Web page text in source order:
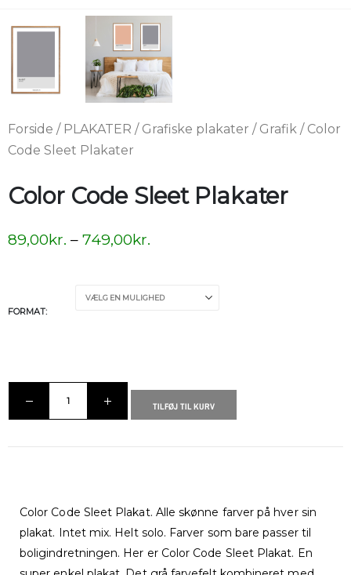
Forside / PLAKATER / Grafiske plakater / Grafik / Color
Code Sleet Plakater
Color Code Sleet Plakater
89,00kr. – 749,00kr.
FORMAT
TILFØJ TIL KURV
Color Code Sleet Plakat. Alle skønne farver på hver sin
plakat. Intet mix. Helt solo. Farver som bare passer til
boligindretningen. Her er Color Code Sleet Plakat. En